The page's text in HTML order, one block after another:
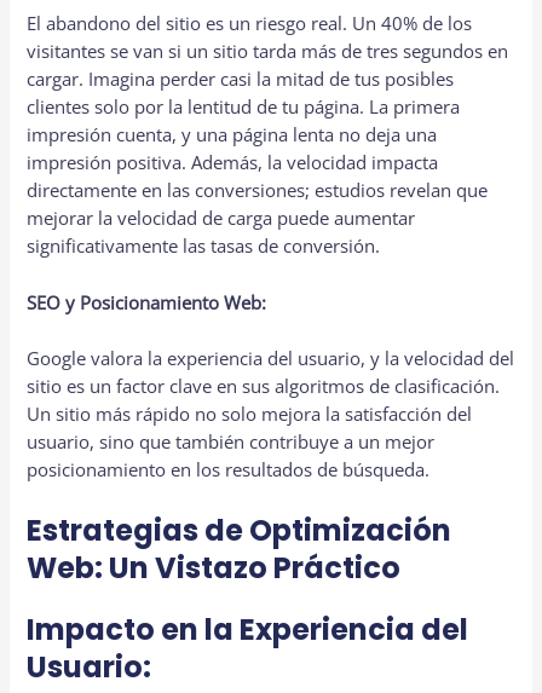
El abandono del sitio es un riesgo real. Un 40% de los
visitantes se van si un sitio tarda más de tres segundos en
cargar. Imagina perder casi la mitad de tus posibles
clientes solo por la lentitud de tu página. La primera
impresión cuenta, y una página lenta no deja una
impresión positiva. Además, la velocidad impacta
directamente en las conversiones; estudios revelan que
mejorar la velocidad de carga puede aumentar
significativamente las tasas de conversión.
SEO y Posicionamiento Web:
Google valora la experiencia del usuario, y la velocidad del
sitio es un factor clave en sus algoritmos de clasificación.
Un sitio más rápido no solo mejora la satisfacción del
usuario, sino que también contribuye a un mejor
posicionamiento en los resultados de búsqueda.
Estrategias de Optimización
Web: Un Vistazo Práctico
Impacto en la Experiencia del
Usuario: